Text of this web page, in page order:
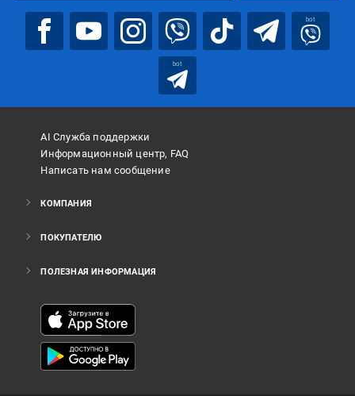
bot
bot
AI Служба поддержки
Информационный центр, FAQ
Написать нам сообщение
КОМПАНИЯ
ПОКУПАТЕЛЮ
ПОЛЕЗНАЯ ИНФОРМАЦИЯ